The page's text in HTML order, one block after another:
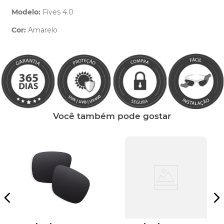
Modelo: Fives 4.0
Cor: Amarelo
Você também pode gostar